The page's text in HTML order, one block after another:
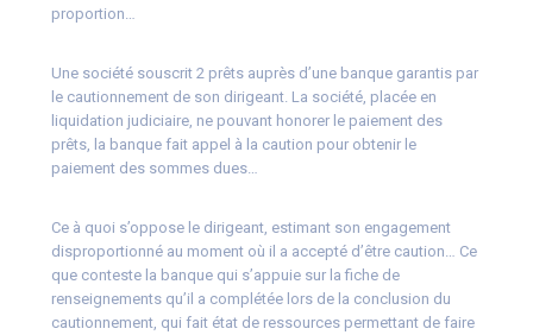
proportion…
Une société souscrit 2 prêts auprès d’une banque garantis par
le cautionnement de son dirigeant. La société, placée en
liquidation judiciaire, ne pouvant honorer le paiement des
prêts, la banque fait appel à la caution pour obtenir le
paiement des sommes dues…
Ce à quoi s’oppose le dirigeant, estimant son engagement
disproportionné au moment où il a accepté d’être caution… Ce
que conteste la banque qui s’appuie sur la fiche de
renseignements qu’il a complétée lors de la conclusion du
cautionnement, qui fait état de ressources permettant de faire